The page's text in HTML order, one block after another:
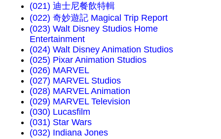
(021) 迪士尼餐飲特輯
(022) 奇妙遊記 Magical Trip Report
(023) Walt Disney Studios Home
Entertainment
(024) Walt Disney Animation Studios
(025) Pixar Animation Studios
(026) MARVEL
(027) MARVEL Studios
(028) MARVEL Animation
(029) MARVEL Television
(030) Lucasfilm
(031) Star Wars
(032) Indiana Jones